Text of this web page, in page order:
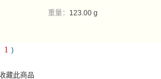
重量： 123.00 g
1 )
收藏此商品